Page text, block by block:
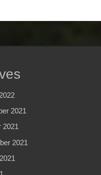
2021
2021
2021